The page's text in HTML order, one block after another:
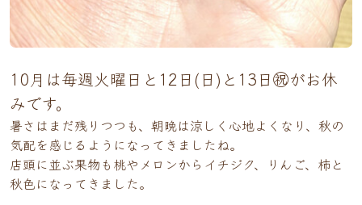
10月は毎週火曜日と12日(日)と13日㊗がお休
みです。
暑さはまだ残りつつも、朝晩は涼しく心地よくなり、秋の
気配を感じるようになってきましたね。
店頭に並ぶ果物も桃やメロンからイチジク、りんご、柿と
秋色になってきました。